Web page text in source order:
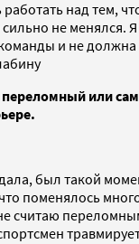
работать над тем,
сильно не менялся. Я
и не должна
переломный или
был такой
поменялось
считаю